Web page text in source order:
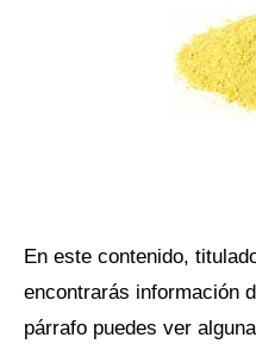
En este contenido,
encontrarás información
párrafo puedes ver